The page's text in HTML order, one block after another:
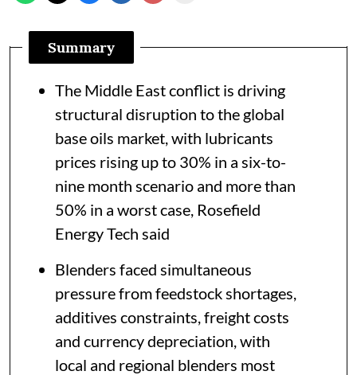
Summary
The Middle East conflict is driving
structural disruption to the global
base oils market, with lubricants
prices rising up to 30% in a six-to-
nine month scenario and more than
50% in a worst case, Rosefield
Energy Tech said
Blenders faced simultaneous
pressure from feedstock shortages,
additives constraints, freight costs
and currency depreciation, with
local and regional blenders most